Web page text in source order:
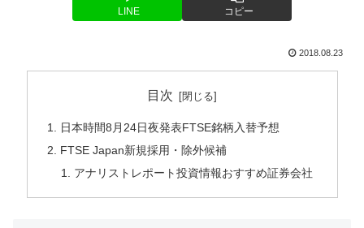
LINE コピー
2018.08.23
目次
日本時間8月24日夜発表FTSE銘柄入替予想
FTSE Japan新規採用・除外候補
アナリストレポート投資情報おすすめ証券会社